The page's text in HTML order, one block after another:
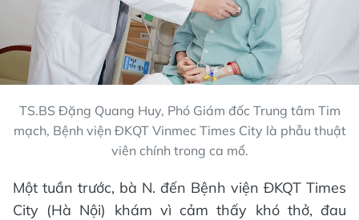
TS.BS Đặng Quang Huy, Phó Giám đốc Trung tâm Tim
mạch, Bệnh viện ĐKQT Vinmec Times City là phẫu thuật
viên chính trong ca mổ.
Một tuần trước, bà N. đến Bệnh viện ĐKQT Times
City (Hà Nội) khám vì cảm thấy khó thở, đau